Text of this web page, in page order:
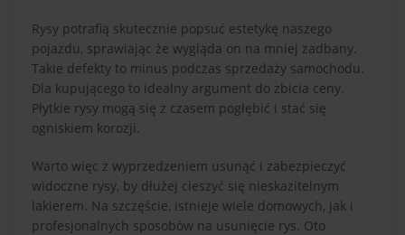
Rysy potrafią skutecznie popsuć estetykę naszego
pojazdu, sprawiając że wygląda on na mniej zadbany.
Takie defekty to minus podczas sprzedaży samochodu.
Dla kupującego to idealny argument do zbicia ceny.
Płytkie rysy mogą się z czasem pogłębić i stać się
ogniskiem korozji.
Warto więc z wyprzedzeniem usunąć i zabezpieczyć
widoczne rysy, by dłużej cieszyć się nieskazitelnym
lakierem. Na szczęście, istnieje wiele domowych, jak i
profesjonalnych sposobów na usunięcie rys. Oto